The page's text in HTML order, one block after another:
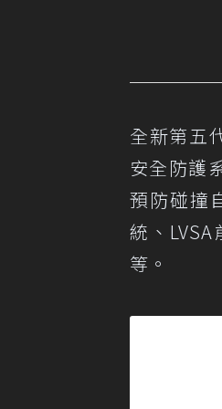
全新第五
安全防護
預防碰撞
統、
等。